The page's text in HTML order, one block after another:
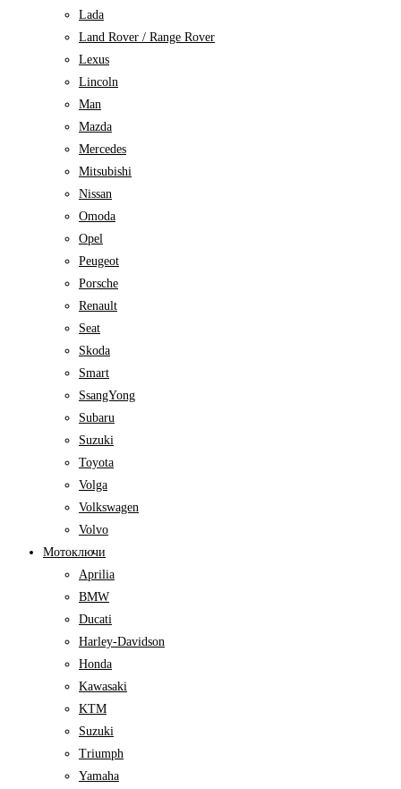
Lada
Land Rover / Range Rover
Lexus
Lincoln
Man
Mazda
Mercedes
Mitsubishi
Nissan
Omoda
Opel
Peugeot
Porsche
Renault
Seat
Skoda
Smart
SsangYong
Subaru
Suzuki
Toyota
Volga
Volkswagen
Volvo
Мотоключи
Aprilia
BMW
Ducati
Harley-Davidson
Honda
Kawasaki
KTM
Suzuki
Triumph
Yamaha